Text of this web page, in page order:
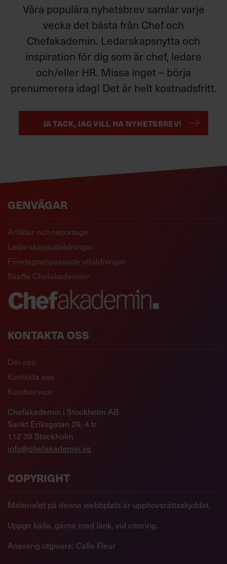
Våra populära nyhetsbrev samlar varje
vecka det bästa från Chef och
Chefakademin. Ledarskapsnytta och
inspiration för dig som är chef, ledare
och/eller HR. Missa inget – börja
prenumerera idag! Det är helt kostnadsfritt.
JA TACK, JAG VILL HA NYHETSBREV!
GENVÄGAR
Artiklar och reportage
Ledarskapsutbildningar
Företagsanpassade utbildningar
Skaffa Chefakademin+
KONTAKTA OSS
Om oss
Kontakta oss
Kundservice
Chefakademin i Stockholm AB
Sankt Eriksgatan 26, 4 tr
112 39 Stockholm
info@chefakademin.se
COPYRIGHT
Materialet på denna webbplats är upphovsrättsskyddat.
Uppge källa, gärna med länk, vid citering.
Ansvarig utgivare: Calle Fleur